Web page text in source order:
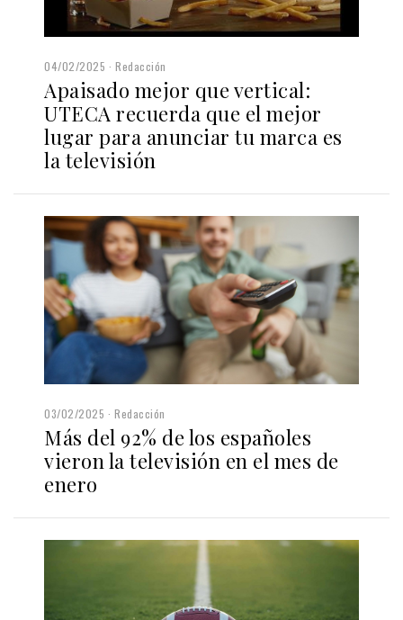
04/02/2025 Redacción
Apaisado mejor que vertical:
UTECA recuerda que el mejor
lugar para anunciar tu marca es
la televisión
03/02/2025 Redacción
Más del 92% de los españoles
vieron la televisión en el mes de
enero